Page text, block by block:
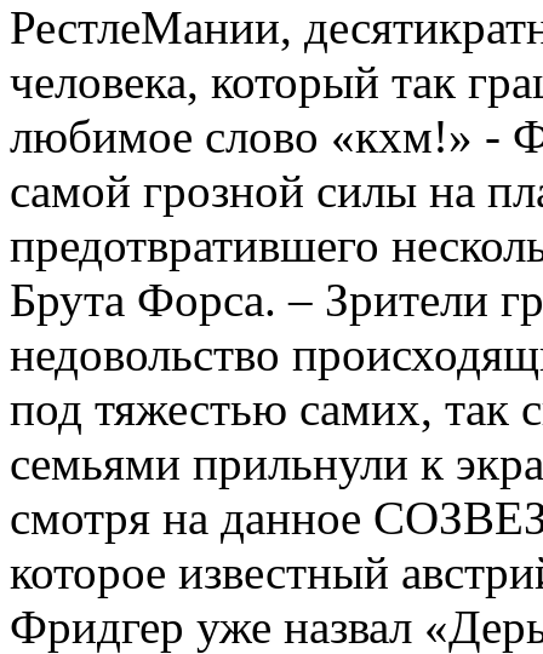
РестлеМании,
человека, который так
любимое слово «кхм!» -
самой грозной силы на
предотвратившего
Брута Форса. – Зрители
недовольство
под тяжестью самих,
семьями прильнули к
смотря на данное
которое известный
Фридгер уже назвал